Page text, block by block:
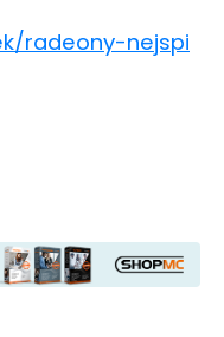
radeony-nejspi